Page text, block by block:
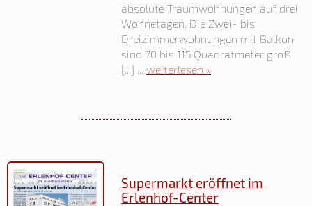
absolute Traumwohnungen auf drei
Wohnetagen. Die Zwei- bis
Dreizimmerwohnungen mit Balkon
sind 70 bis 115 Quadratmeter groß
[...] ... weiterlesen »
Supermarkt eröffnet im
Erlenhof-Center